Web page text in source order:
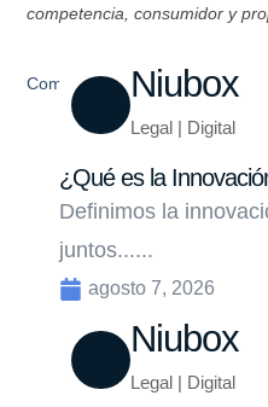
competencia, consumidor y
Compartir Niubox
Legal | Digital
¿Qué es la
Definimos la
juntos......
agosto 7, 2026
Niubox
Legal | Digital